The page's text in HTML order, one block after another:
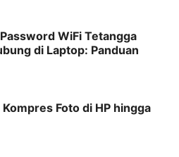
WiFi Tetangga
di Laptop: Panduan
Foto di HP hingga